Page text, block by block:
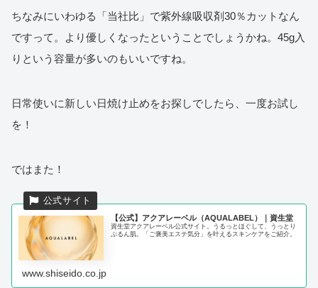
ちなみにいわゆる「当社比」で紫外線吸収剤30％カットなん
ですって。より優しくなったということでしょうかね。45g入
りという容量が多いのもいいですね。
日常使いに新しい日焼け止めをお探しでしたら、一度お試し
を！
ではまた！
【公式】アクアレーベル（AQUALABEL）｜資生堂
資生堂アクアレーベル公式サイト。うるっとほぐして、うっとり
ぷるん肌。「ご褒美エステ気分」を叶えるスキンケアをご紹介。
www.shiseido.co.jp